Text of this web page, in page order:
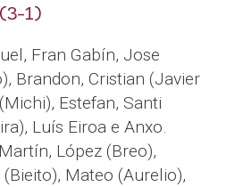
1)
Fran Gabín, Jose
Brandon, Cristian (Javier
Estefan, Santi
Luís Eiroa e Anxo.
López (Breo),
Mateo (Aurelio),